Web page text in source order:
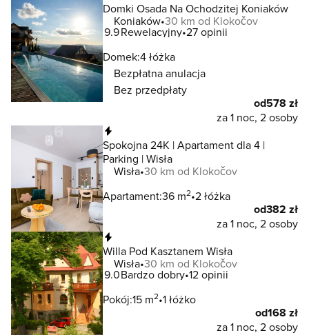
Domki Osada Na Ochodzitej Koniaków
Koniaków 30 km od Klokočov
9.9Rewelacyjny 27 opinii
Domek:4 łóżka
Bezpłatna anulacja
Bez przedpłaty
od578 zł
za 1 noc, 2 osoby
Spokojna 24K | Apartament dla 4 |
Parking | Wisła
Wisła 30 km od Klokočov
Apartament:36 m2 2 łóżka
od382 zł
za 1 noc, 2 osoby
Willa Pod Kasztanem Wisła
Wisła 30 km od Klokočov
9.0Bardzo dobry 12 opinii
Pokój:15 m2 1 łóżko
od168 zł
za 1 noc, 2 osoby